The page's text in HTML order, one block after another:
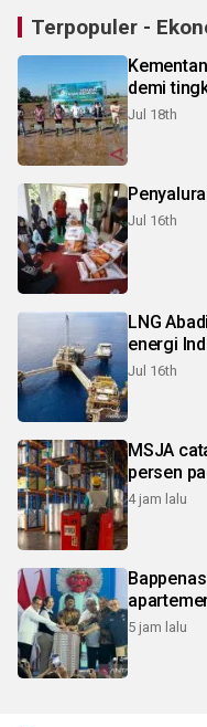
Terpopuler -
demi
Jul 18th
Jul 16th
LNG
energi
Jul 16th
MSJA
persen
4 jam lalu
5 jam lalu